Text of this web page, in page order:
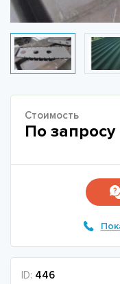
Стоимость
По запросу
ID: 446